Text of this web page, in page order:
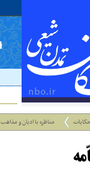
حکایات مناظره با ادیان و مذاهب